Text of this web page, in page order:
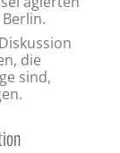
die
sind,